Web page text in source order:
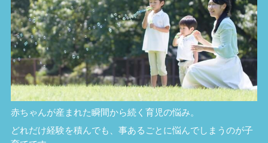
赤ちゃんが産まれた瞬間から続く育児の悩み。
どれだけ経験を積んでも、事あるごとに悩んでしまうのが子